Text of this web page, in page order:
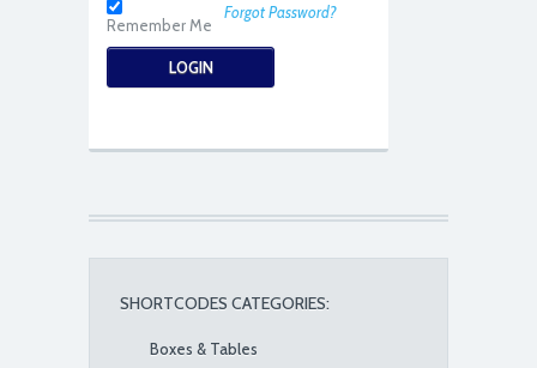
Remember Me
Forgot Password?
SHORTCODES CATEGORIES:
Boxes & Tables